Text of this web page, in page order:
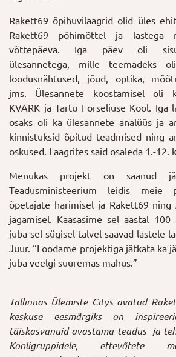
Rakett69 õpihuvilaagrid olid üles
Rakett69 põhimõttel ja lastega
võttepäeva. Iga päev oli
ülesannetega, mille teemadeks
loodusnähtused, jõud, optika,
jms. Ülesannete koostamisel oli
KVARK ja Tartu Forseliuse Kool. Iga
osaks oli ka ülesannete analüüs ja
kinnistuksid õpitud teadmised ning
oskused. Laagrites said osaleda 1.-12.
Menukas projekt on saanud
Teadusministeerium leidis meie
õpetajate harimisel ja Rakett69 ning
jagamisel. Kaasasime sel aastal
juba sel sügisel-talvel saavad lastele
Juur. “Loodame projektiga jätkata ka
juba veelgi suuremas mahus.”
Tallinnas Ülemiste Citys avatud
keskuse eesmärgiks on
täiskasvanuid avastama teadus- ja
Kooligruppidele, ettevõtete